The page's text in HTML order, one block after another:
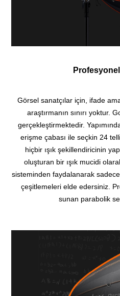
Görsel sanatçılar için, ifade
araştırmanın sınırı yoktur.
gerçekleştirmektedir.
erişme çabası ile seçkin 24
hiçbir ışık şekillendiricinin
oluşturan bir ışık mucidi
sisteminden faydalanarak
çeşitlemeleri elde edersiniz.
sunan parabolik